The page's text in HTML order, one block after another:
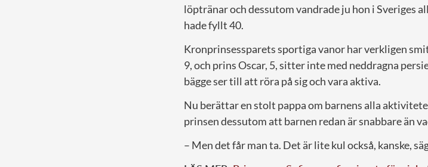
löptränar och dessutom vandrade ju hon i Sveriges
hade fyllt 40.
Kronprinsessparets sportiga vanor har verkligen
9, och prins Oscar, 5, sitter inte med neddragna
bägge ser till att röra på sig och vara aktiva.
Nu berättar en stolt pappa om barnens alla
prinsen dessutom att barnen redan är snabbare än
– Men det får man ta. Det är lite kul också, kanske,